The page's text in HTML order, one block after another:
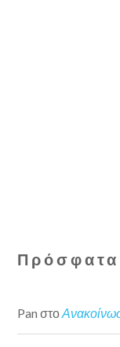
Πρόσφατα
Pan στο